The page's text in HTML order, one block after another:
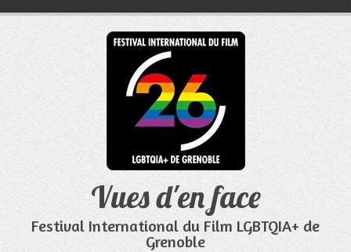
Vues d'en face
Festival International du Film LGBTQIA+ de
Grenoble